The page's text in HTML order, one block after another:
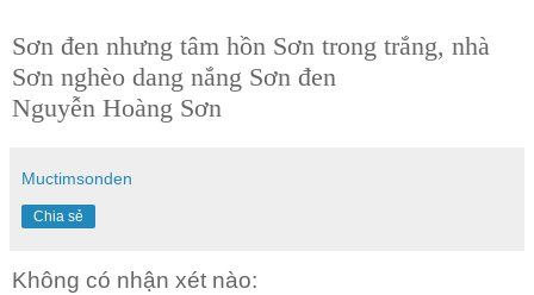
Sơn đen nhưng tâm hồn Sơn trong trắng, nhà
Sơn nghèo dang nắng Sơn đen
Nguyễn Hoàng Sơn
Muctimsonden
Chia sẻ
Không có nhận xét nào: